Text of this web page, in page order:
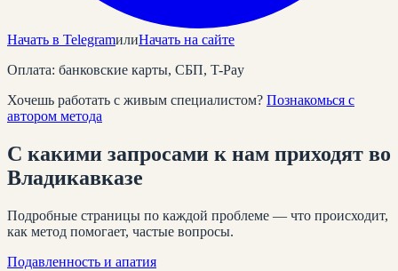
Начать в TelegramилиНачать на сайте
Оплата: банковские карты, СБП, T-Pay
Хочешь работать с живым специалистом? Познакомься с
автором метода
С какими запросами к нам приходят во
Владикавказе
Подробные страницы по каждой проблеме — что происходит,
как метод помогает, частые вопросы.
Подавленность и апатия